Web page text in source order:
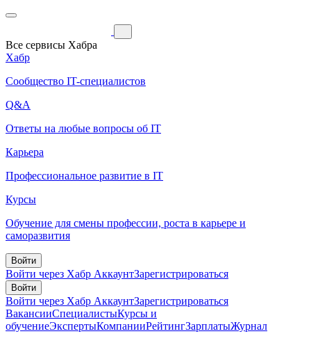
Все сервисы Хабра
Хабр
Сообщество IT-специалистов
Q&A
Ответы на любые вопросы об IT
Карьера
Профессиональное развитие в IT
Курсы
Обучение для смены профессии, роста в карьере и
саморазвития
Войти
Войти через Хабр АккаунтЗарегистрироваться
Войти
Войти через Хабр АккаунтЗарегистрироваться
ВакансииСпециалистыКурсы и
обучениеЭкспертыКомпанииРейтингЗарплатыЖурнал